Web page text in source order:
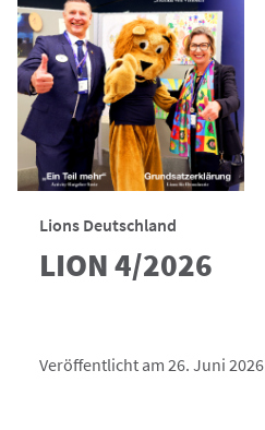
Lions Deutschland
LION 4/2026
Veröffentlicht am 26. Juni 2026